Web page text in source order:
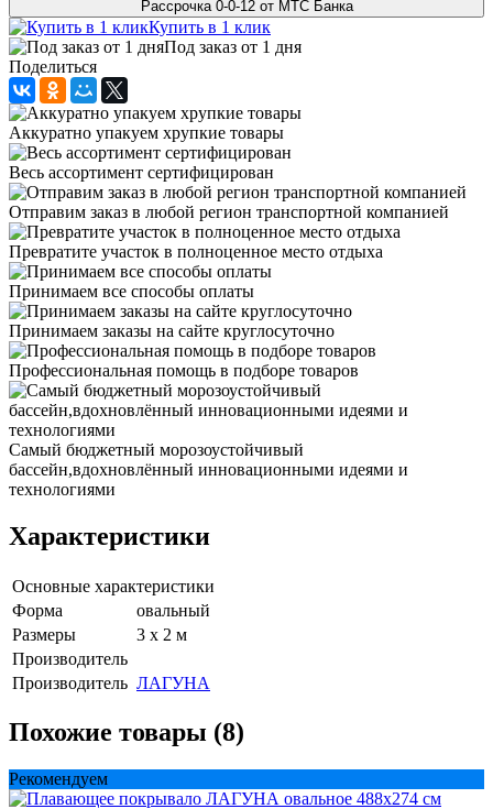
Рассрочка 0-0-12 от МТС Банка
Купить в 1 клик
Под заказ от 1 дня
Поделиться
Аккуратно упакуем хрупкие товары
Весь ассортимент сертифицирован
Отправим заказ в любой регион транспортной компанией
Превратите участок в полноценное место отдыха
Принимаем все способы оплаты
Принимаем заказы на сайте круглосуточно
Профессиональная помощь в подборе товаров
Самый бюджетный морозоустойчивый
бассейн,вдохновлённый инновационными идеями и
технологиями
Характеристики
Основные характеристики
Форма
овальный
Размеры
3 x 2 м
Производитель
Производитель ЛАГУНА
Похожие товары (8)
Рекомендуем